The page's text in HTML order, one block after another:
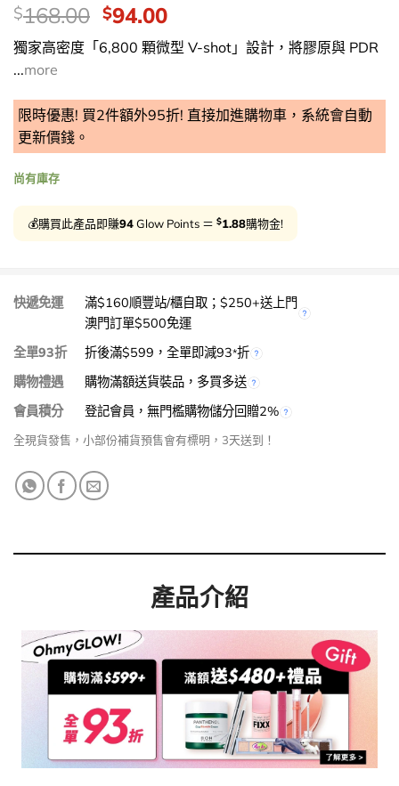
價
錢：
$168.00 Original
price
was:
$94.00Current
price
is:
獨家高密度「6,800 顆微型 V-shot」設計，將膠原與 PDR
...more
限時優惠! 買2件額外95折! 直接加進購物車，系統會自動
更新價錢。
尚有庫存
💰購買此產品即賺94Glow Points ＝ $1.88購物金!
快遞免運
滿$160順豐站/櫃自取；$250+送上門
澳門訂單$500免運
全單93折
折後滿$599，全單即減93*折
購物禮遇
購物滿額送貨裝品，多買多送
會員積分
登記會員，無門檻購物儲分回贈2%
全現貨發售，小部份補貨預售會有標明，3天送到！
產品介紹